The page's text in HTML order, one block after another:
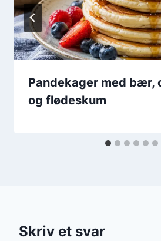
Pandekager med bær,
og flødeskum
Skriv et svar